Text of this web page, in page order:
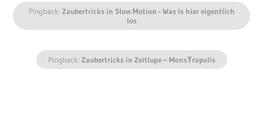
Pingback: Zaubertricks in Slow Motion - Was is hier eigentlich
los
Pingback: Zaubertricks in Zeitlupe – MonsŦropolis